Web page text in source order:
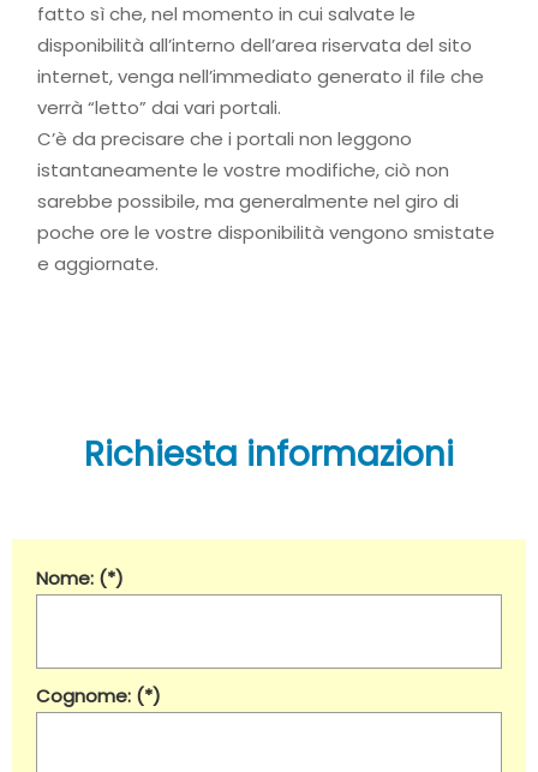
fatto sì che, nel momento in cui salvate le
disponibilità all’interno dell’area riservata del sito
internet, venga nell’immediato generato il file che
verrà “letto” dai vari portali.
C’è da precisare che i portali non leggono
istantaneamente le vostre modifiche, ciò non
sarebbe possibile, ma generalmente nel giro di
poche ore le vostre disponibilità vengono smistate
e aggiornate.
Richiesta informazioni
Nome: (*)
Cognome: (*)